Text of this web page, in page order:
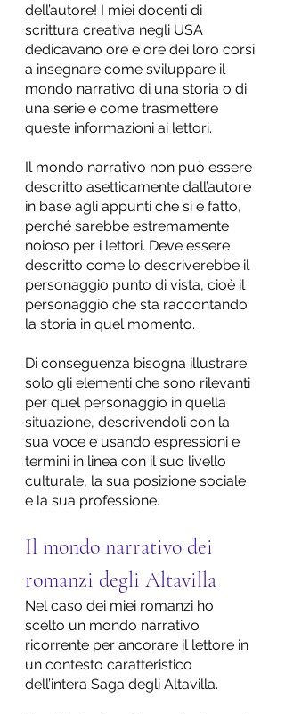
dell’autore! I miei docenti di
scrittura creativa negli USA
dedicavano ore e ore dei loro corsi
a insegnare come sviluppare il
mondo narrativo di una storia o di
una serie e come trasmettere
queste informazioni ai lettori.
Il mondo narrativo non può essere
descritto asetticamente dall’autore
in base agli appunti che si è fatto,
perché sarebbe estremamente
noioso per i lettori. Deve essere
descritto come lo descriverebbe il
personaggio punto di vista, cioè il
personaggio che sta raccontando
la storia in quel momento.
Di conseguenza bisogna illustrare
solo gli elementi che sono rilevanti
per quel personaggio in quella
situazione, descrivendoli con la
sua voce e usando espressioni e
termini in linea con il suo livello
culturale, la sua posizione sociale
e la sua professione.
Il mondo narrativo dei
romanzi degli Altavilla
Nel caso dei miei romanzi ho
scelto un mondo narrativo
ricorrente per ancorare il lettore in
un contesto caratteristico
dell’intera Saga degli Altavilla.